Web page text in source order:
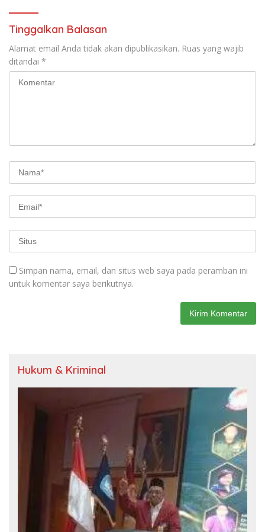
Tinggalkan Balasan
Alamat email Anda tidak akan dipublikasikan. Ruas yang wajib
ditandai *
Simpan nama, email, dan situs web saya pada peramban ini
untuk komentar saya berikutnya.
Hukum & Kriminal